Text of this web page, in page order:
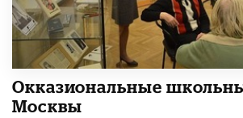
​Окказиональные
Москвы